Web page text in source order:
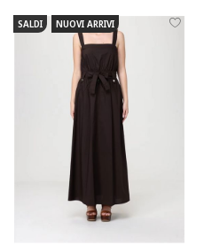
SALDI NUOVI ARRIVI